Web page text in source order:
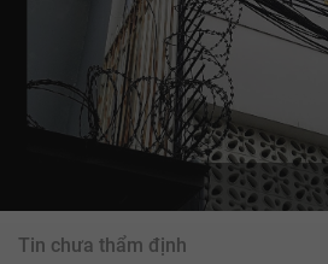
Tin chưa thẩm định